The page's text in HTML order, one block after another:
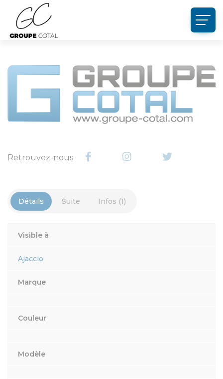
Retrouvez-nous
Détails Suite Infos (1)
Visible à
Ajaccio
Marque
Couleur
Modèle
Panneau de gestion des cookies